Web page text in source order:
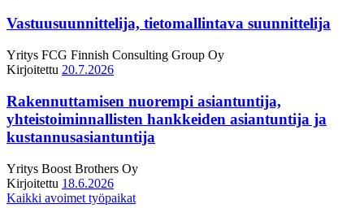
Vastuusuunnittelija, tietomallintava suunnittelija
Yritys FCG Finnish Consulting Group Oy
Kirjoitettu 20.7.2026
Rakennuttamisen nuorempi asiantuntija,
yhteistoiminnallisten hankkeiden asiantuntija ja
kustannusasiantuntija
Yritys Boost Brothers Oy
Kirjoitettu 18.6.2026
Kaikki avoimet työpaikat